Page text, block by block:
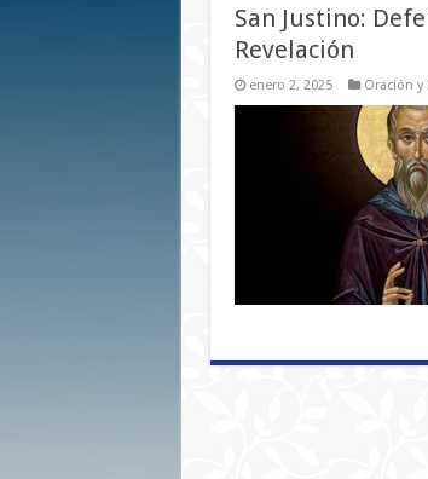
San Justino:
Revelación
enero 2, 2025 Oración